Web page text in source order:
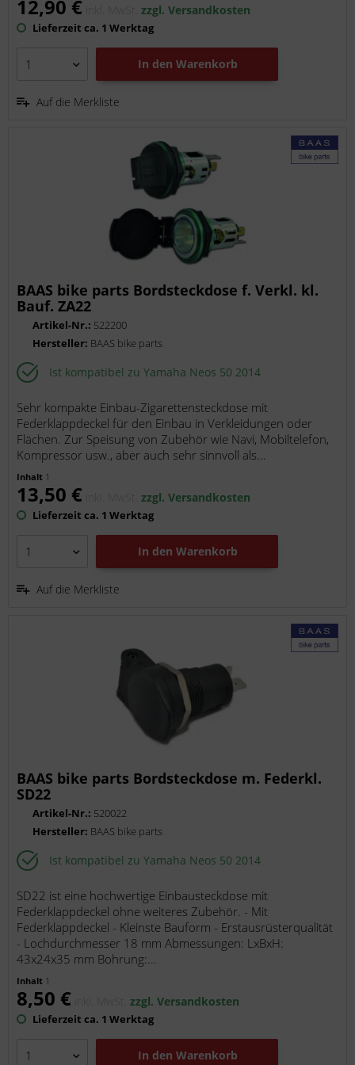
12,90 € inkl. MwSt.zzgl. Versandkosten
Lieferzeit ca. 1 Werktag
In den Warenkorb
Auf die Merkliste
BAAS bike parts Bordsteckdose f. Verkl. kl.
Bauf. ZA22
Artikel-Nr.: 522200
Hersteller: BAAS bike parts
Ist kompatibel zu Yamaha Neos 50 2014
Sehr kompakte Einbau-Zigarettensteckdose mit
Federklappdeckel für den Einbau in Verkleidungen oder
Flächen. Zur Speisung von Zubehör wie Navi, Mobiltelefon,
Kompressor usw., aber auch sehr sinnvoll als...
Inhalt 1
13,50 € inkl. MwSt.zzgl. Versandkosten
Lieferzeit ca. 1 Werktag
In den Warenkorb
Auf die Merkliste
BAAS bike parts Bordsteckdose m. Federkl.
SD22
Artikel-Nr.: 520022
Hersteller: BAAS bike parts
Ist kompatibel zu Yamaha Neos 50 2014
SD22 ist eine hochwertige Einbausteckdose mit
Federklappdeckel ohne weiteres Zubehör. - Mit
Federklappdeckel - Kleinste Bauform - Erstausrüsterqualität
- Lochdurchmesser 18 mm Abmessungen: LxBxH:
43x24x35 mm Bohrung:...
Inhalt 1
8,50 € inkl. MwSt.zzgl. Versandkosten
Lieferzeit ca. 1 Werktag
In den Warenkorb